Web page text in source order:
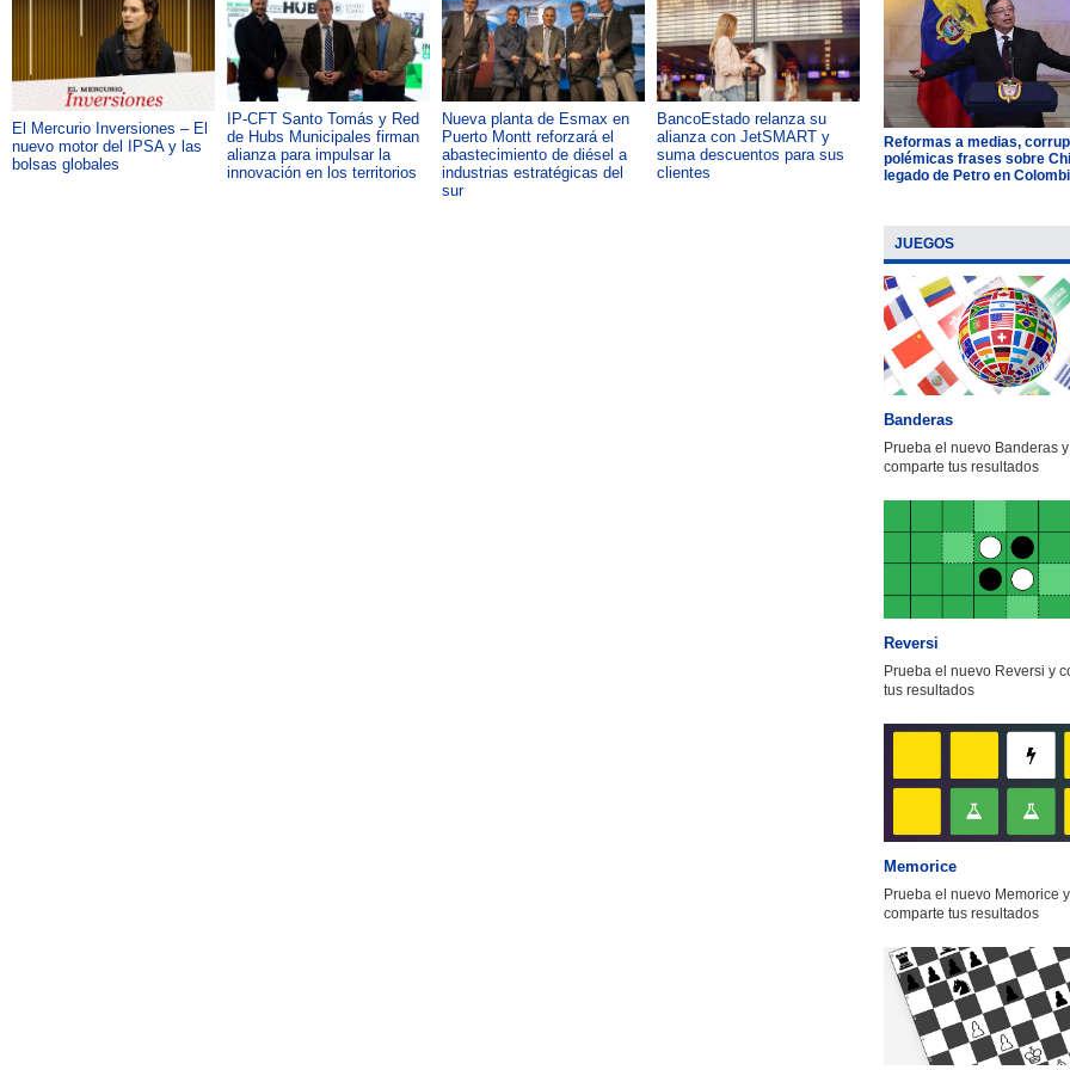
El Mercurio Inversiones – El
nuevo motor del IPSA y las
bolsas globales
IP-CFT Santo Tomás y Red
de Hubs Municipales firman
alianza para impulsar la
innovación en los territorios
Nueva planta de Esmax en
Puerto Montt reforzará el
abastecimiento de diésel a
industrias estratégicas del
sur
BancoEstado relanza su
alianza con JetSMART y
suma descuentos para sus
clientes
Capacitación como foco del
desarrollo país: OTIC de la
CChC lanza podcast sobre
impacto de formar talento
Reformas a medias,
polémicas frases sobre
legado de Petro en
JUEGOS
Banderas
Prueba el nuevo Banderas y
comparte tus resultados
Reversi
Prueba el nuevo Reversi y
tus resultados
Memorice
Prueba el nuevo Memorice y
comparte tus resultados